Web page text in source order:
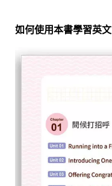
如何使用本書學習英文